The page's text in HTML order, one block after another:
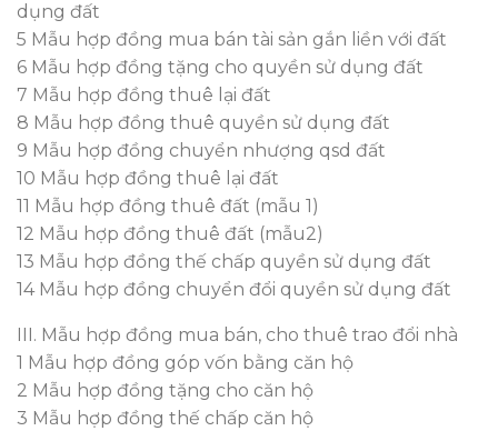
dụng đất
5 Mẫu hợp đồng mua bán tài sản gắn liền với đất
6 Mẫu hợp đồng tặng cho quyền sử dụng đất
7 Mẫu hợp đồng thuê lại đất
8 Mẫu hợp đồng thuê quyền sử dụng đất
9 Mẫu hợp đồng chuyển nhượng qsd đất
10 Mẫu hợp đồng thuê lại đất
11 Mẫu hợp đồng thuê đất (mẫu 1)
12 Mẫu hợp đồng thuê đất (mẫu2)
13 Mẫu hợp đồng thế chấp quyền sử dụng đất
14 Mẫu hợp đồng chuyển đổi quyền sử dụng đất
III. Mẫu hợp đồng mua bán, cho thuê trao đổi nhà
1 Mẫu hợp đồng góp vốn bằng căn hộ
2 Mẫu hợp đồng tặng cho căn hộ
3 Mẫu hợp đồng thế chấp căn hộ